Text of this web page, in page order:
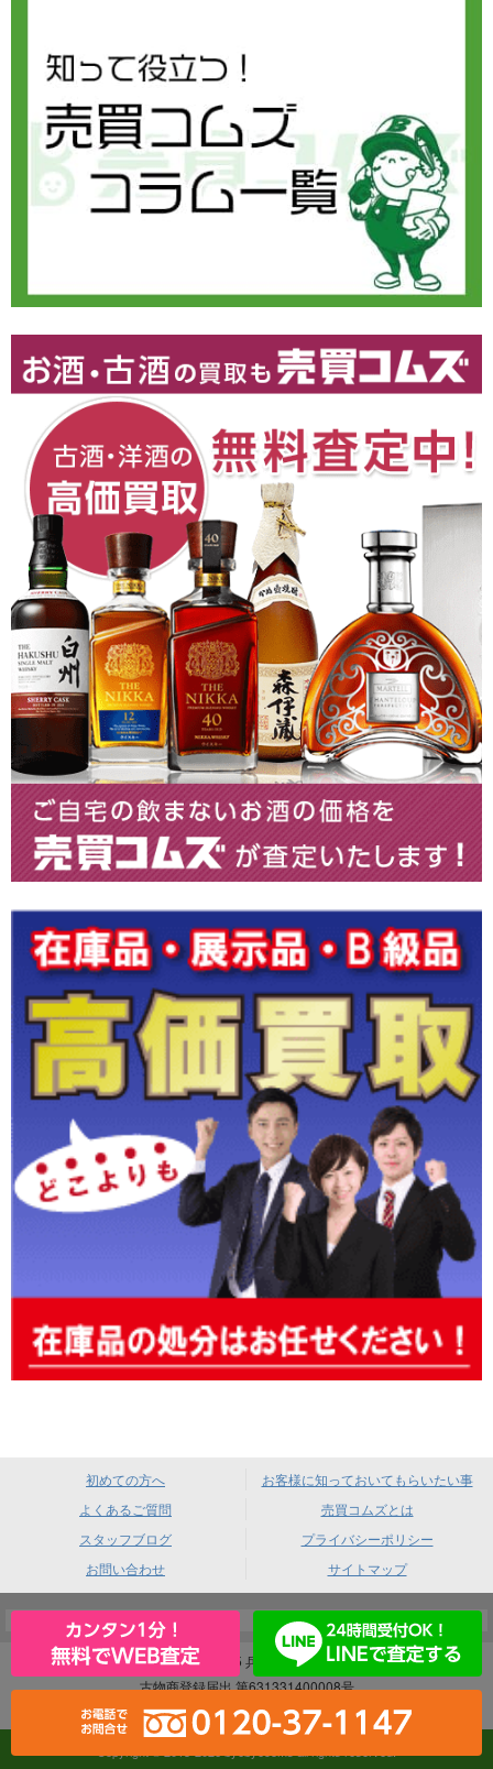
初めての方へ
お客様に知っておいてもらいたい事
よくあるご質問
売買コムズとは
スタッフブログ
プライバシーポリシー
お問い合わせ
サイトマップ
売買コムズ 〒660-0085 兵庫県尼崎市元浜町4-88
古物商登録届出 第631331400008号
｜ 酒類販売業免許 尼法第383号